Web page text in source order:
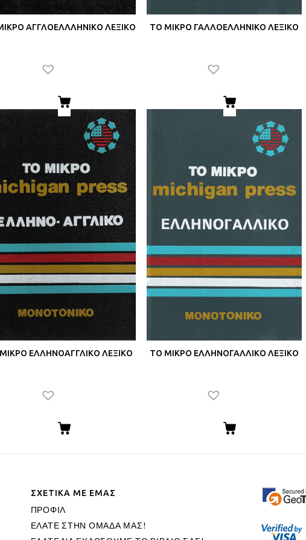
ΑΓΓΛΟΕΛΛΛΗΝΙΚΟ ΛΕΞΙΚΟ ΤΟ ΜΙΚΡΟ ΓΑΛΛΟΕΛΛΗΝΙΚΟ ΛΕΞΙΚΟ
ΕΛΛΗΝΟΑΓΓΛΙΚΟ ΛΕΞΙΚΟ ΤΟ ΜΙΚΡΟ ΕΛΛΗΝΟΓΑΛΛΙΚΟ ΛΕΞΙΚΟ
ΣΧΕΤΙΚΑ ΜΕ ΕΜΑΣ
ΠΡΟΦΙΛ
ΕΛΑΤΕ ΣΤΗΝ ΟΜΑΔΑ ΜΑΣ!